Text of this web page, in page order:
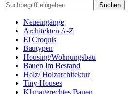
Suchen
Neueingänge
Architekten A-Z
El Croquis
Bautypen
Housing/Wohnungsbau
Bauen Im Bestand
Holz/ Holzarchitektur
Tiny Houses
Klimagerechtes Bauen